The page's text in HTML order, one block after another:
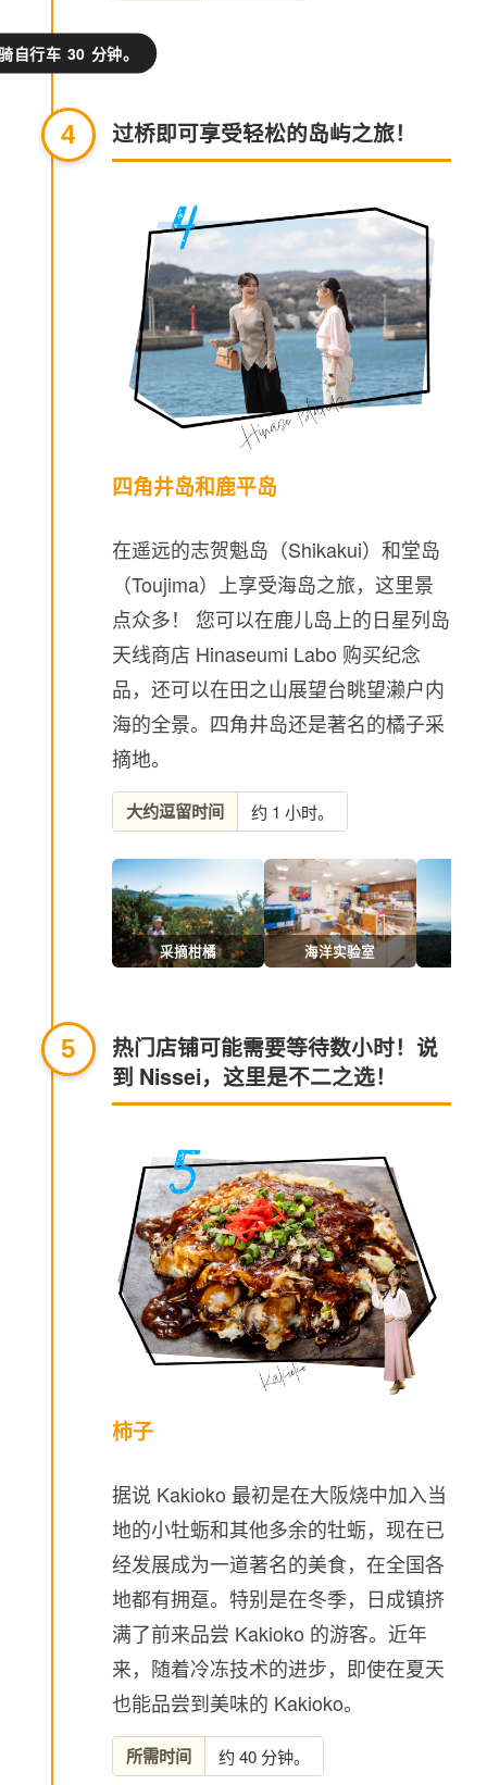
自行车 30 分钟。
4 过桥即可享受轻松的岛屿之旅！
四角井岛和鹿平岛
在遥远的志贺魁岛（Shikakui）和堂岛
（Toujima）上享受海岛之旅，这里景
点众多！ 您可以在鹿儿岛上的日星列岛
天线商店 Hinaseumi Labo 购买纪念
品，还可以在田之山展望台眺望濑户内
海的全景。四角井岛还是著名的橘子采
摘地。
大约逗留时间 约 1 小时。
采摘柑橘 海洋实验室 谷木
5
热门店铺可能需要等待数小时！说
到 Nissei，这里是不二之选！
柿子
据说 Kakioko 最初是在大阪烧中加入当
地的小牡蛎和其他多余的牡蛎，现在已
经发展成为一道著名的美食，在全国各
地都有拥趸。特别是在冬季，日成镇挤
满了前来品尝 Kakioko 的游客。近年
来，随着冷冻技术的进步，即使在夏天
也能品尝到美味的 Kakioko。
所需时间 约 40 分钟。